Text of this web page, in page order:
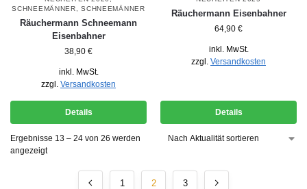
SCHNEEMÄNNER ,SCHNEEMÄNNER
Räuchermann Schneemann
Eisenbahner
38,90 €
inkl. MwSt.
zzgl. Versandkosten
Details
Räuchermann Eisenbahner
64,90 €
inkl. MwSt.
zzgl. Versandkosten
Details
Ergebnisse 13 – 24 von 26 werden
angezeigt
1 2 3